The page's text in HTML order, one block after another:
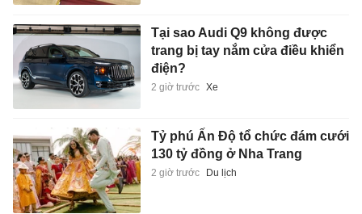
Tại sao Audi Q9 không được
trang bị tay nắm cửa điều khiển
điện?
2 giờ trước Xe
Tỷ phú Ấn Độ tổ chức đám cưới
130 tỷ đồng ở Nha Trang
2 giờ trước Du lịch